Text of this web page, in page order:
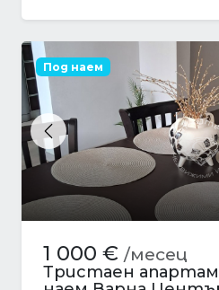
Previous
Под наем
1 000 € /месец
Тристаен